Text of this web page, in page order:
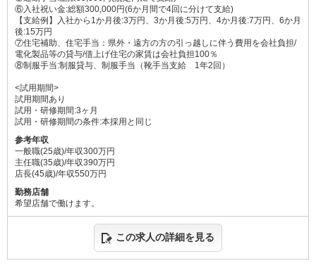
⑥入社祝い金:総額300,000円(6か月間で4回に分けて支給)
【支給例】入社から1か月後:3万円、3か月後:5万円、4か月後:7万円、6か月
後:15万円
⑦住宅補助、住宅手当：県外・遠方の方の引っ越しに伴う費用を会社負担/
電化製品等の貸与/借上げ住宅の家賃は会社負担100％
⑧制服手当:制服貸与、制服手当（靴手当支給 1年2回）
<試用期間>
試用期間あり
試用・研修期間:3ヶ月
試用・研修期間の条件:本採用と同じ
参考年収
一般職(25歳)/年収300万円
主任職(35歳)/年収390万円
店長(45歳)/年収550万円
勤務店舗
希望店舗で働けます。
この求人の詳細を見る